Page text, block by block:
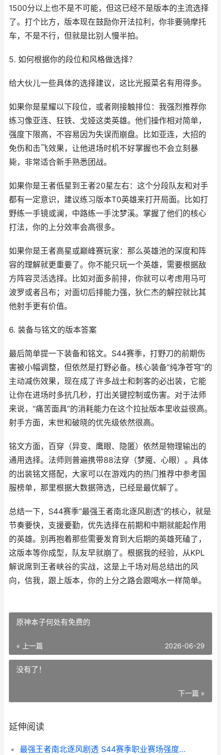
1500分以上也不是不可能，但这已经不是版本的主流选择
了。打个比方，版本现在鼓励你开法拉利，你非要骑摩托
车，不是不行，但就是比别人慢半拍。
5. 如何根据你的段位和风格做选择？
给大伙儿一些具体的选择建议，这比光报菜名有用得多。
如果你是星耀以下段位，或者刚接触排位：我强烈推荐你
练习像亚连、狂铁、戈娅这类英雄。他们操作相对简单，
强度下限高，不容易因为失误而崩盘。比如亚连，大招的
免伤和击飞效果，让他进场时机不好掌握也不会立刻暴
毙，非常适合新手熟悉团战。
如果你是王者低星到王者20星左右：这个分段队友和对手
都有一定意识，建议练习版本T0英雄来打开局面。比如打
野练一手镜或澜，中路练一手沈梦溪。掌握了他们的核心
打法，你的上分效率会高很多。
如果你是王者高星或巅峰赛玩家：那么英雄池的深度和阵
容的理解就更重要了。你不能只玩一个英雄，需要根据敌
方阵容灵活选择。比如对面多前排，你就可以考虑用马可
波罗或者吕布；对面切后排能力强，狄仁杰的解控就比其
他射手更有价值。
6. 装备与铭文的版本答案
最后简单提一下装备和铭文。S44赛季，打野刀的前期伤
害被小幅调整，但依然是打野必备。核心装备“纯净苍穹”的
主动减伤效果，现在成了许多战士和刺客的必出装，它能
让你在进场时多抗几秒，打出关键控制或伤害。对于法师
来说，“痛苦面具”的消耗能力在这个拉扯版本里收益很高。
射手方面，末世和破晓的优先级依然很高。
铭文方面，百穿（异变、鹰眼、隐匿）依然是物理输出的
通用选择。法师则普遍携带88法穿（梦魇、心眼）。具体
的出装铭文搭配，大家可以在游戏内的热门推荐中参考国
服榜单，那里根据大数据筛选，已经是最优解了。
总结一下，S44赛季“最强王者南北逐风剧透”的核心，就是
节奏要快，支援要勤，优先选择在前期和中期就能起作用
的英雄。别再抱着那些需要发育到大后期的英雄死磕了，
这版本等你成型，队友早就崩了。根据我的经验，从KPL
解说席到王者峡谷的实战，这是上千场对局总结出的风
向，信我，跟上版本，你的上分之路会跟喝水一样简单。
原神本子何处有免费的
« 上一篇 2026-06-29
没有了！
下一篇 »
延伸阅读
最强王者南北逐风剧透 S44赛季职业赛场强度解码